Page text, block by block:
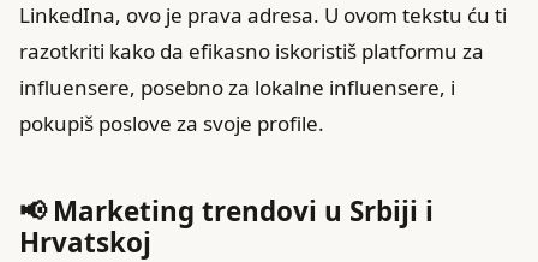
LinkedIna, ovo je prava adresa. U ovom tekstu ću ti
razotkriti kako da efikasno iskoristiš platformu za
influensere, posebno za lokalne influensere, i
pokupiš poslove za svoje profile.
📢 Marketing trendovi u Srbiji i
Hrvatskoj